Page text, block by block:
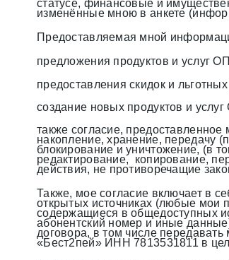
статусе, финансовые и
изменённые мною в анкете
Предоставляемая мной
предложения продуктов и услуг
предоставления скидок и
создание новых продуктов и
также согласие,
накопление, хранение, передачу
блокирование и уничтожение, (в
редактирование, копирование,
действия, не противоречащие
Также, мое согласие включает в
открытых источниках (любые мои
содержащиеся в общедоступных
абонентский номер и иные
договора, в том числе
«Бест2пей» ИНН 7813531811 в